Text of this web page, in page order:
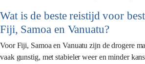
Wat is de beste reistijd voor
Fiji, Samoa en Vanuatu?
Voor Fiji, Samoa en Vanuatu zijn de drogere
vaak gunstig, met stabieler weer en minder